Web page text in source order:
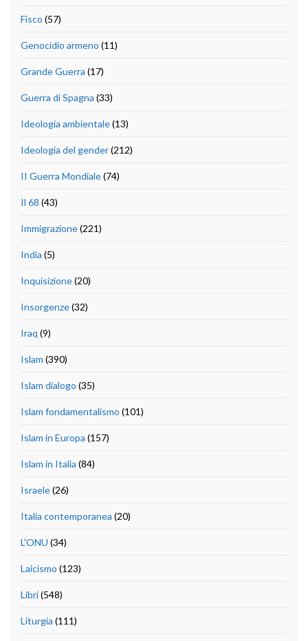
Fisco (57)
Genocidio armeno (11)
Grande Guerra (17)
Guerra di Spagna (33)
Ideologia ambientale(13)
Ideologia del gender(212)
II Guerra Mondiale(74)
Il 68 (43)
Immigrazione(221)
India (5)
Inquisizione(20)
Insorgenze(32)
Iraq (9)
Islam (390)
Islam dialogo (35)
Islam fondamentalismo (101)
Islam in Europa (157)
Islam in Italia (84)
Israele(26)
Italia contemporanea (20)
L'ONU (34)
Laicismo (123)
Libri(548)
Liturgia (111)